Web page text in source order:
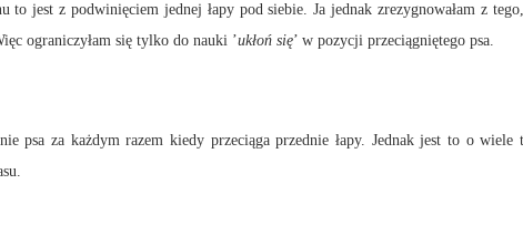
to jest z podwinięciem jednej łapy pod siebie. Ja jednak zrezygnowałam z
ograniczyłam się tylko do nauki ’ukłoń się’ w pozycji przeciągniętego psa.
psa za każdym razem kiedy przeciąga przednie łapy. Jednak jest to o